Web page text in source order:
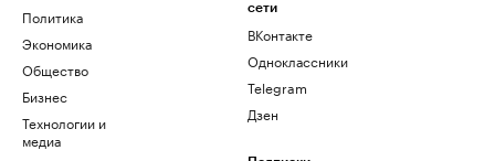
Политика
Экономика
Общество
Бизнес
Технологии и
медиа
сети
ВКонтакте
Одноклассники
Telegram
Дзен